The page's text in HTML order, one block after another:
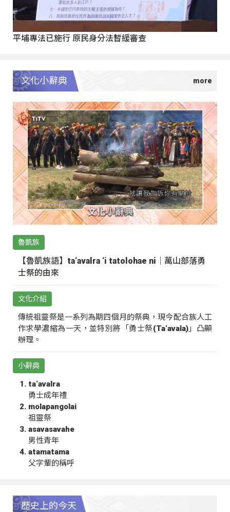
平埔專法已施行 原民身分法暫緩審查
文化小辭典
魯凱族
【魯凱族語】ta‘avalra ‘i tatolohae ni｜萬山部落勇
士祭的由來
文化介紹
傳統祖靈祭是一系列為期四個月的祭典，現今配合族人工
作求學濃縮為一天，並特別將「勇士祭(Ta‘avala)」凸顯
辦理。
小辭典
ta‘avalra
勇士成年禮
molapangolai
祖靈祭
asavasavahe
男性青年
atamatama
父字輩的稱呼
歷史上的今天